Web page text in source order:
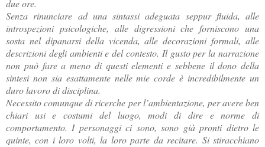
due ore.
Senza rinunciare ad una sintassi adeguata seppur fluida, alle
introspezioni psicologiche, alle digressioni che forniscono una
sosta nel dipanarsi della vicenda, alle decorazioni formali, alle
descrizioni degli ambienti e del contesto. Il gusto per la narrazione
non può fare a meno di questi elementi e sebbene il dono della
sintesi non sia esattamente nelle mie corde è incredibilmente un
duro lavoro di disciplina.
Necessito comunque di ricerche per l’ambientazione, per avere ben
chiari usi e costumi del luogo, modi di dire e norme di
comportamento. I personaggi ci sono, sono già pronti dietro le
quinte, con i loro volti, la loro parte da recitare. Si stiracchiano